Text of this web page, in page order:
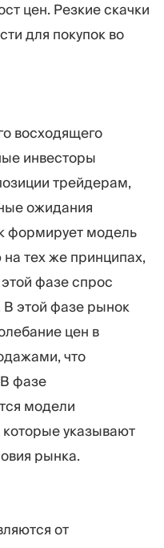
цен. Резкие скачки
для покупок во
восходящего
инвесторы
трейдерам,
ожидания
формирует модель
тех же принципах,
фазе спрос
этой фазе рынок
цен в
что
фазе
модели
указывают
рынка.
от